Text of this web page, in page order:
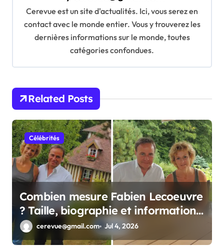
i
Cerevue est un site d'actualités. Ici, vous serez en
contact avec le monde entier. Vous y trouverez les
dernières informations sur le monde, toutes
catégories confondues.
Related Posts
Célébrités
Combien mesure Fabien Lecoeuvre
? Taille, biographie et informations
complètes
cerevue@gmail.com Jul 4, 2026